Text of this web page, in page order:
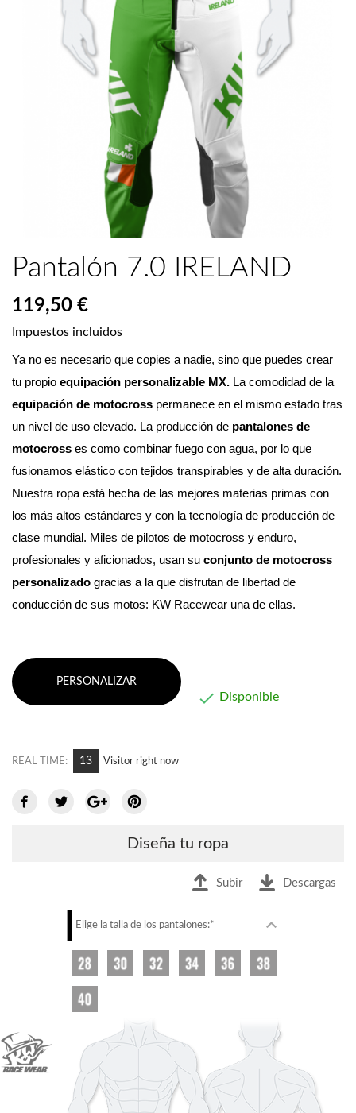
Pantalón 7.0 IRELAND
119,50 €
Impuestos incluidos
Ya no es necesario que copies a nadie, sino que puedes crear
tu propio equipación personalizable MX.
La comodidad de la
equipación de motocross permanece en el mismo estado tras
un nivel de uso elevado. La producción de pantalones de
motocross es como combinar fuego con agua, por lo que
fusionamos elástico con tejidos transpirables y de alta duración.
Nuestra ropa está hecha de las mejores materias primas con
los más altos estándares y con la tecnología de producción de
clase mundial. Miles de pilotos de motocross y enduro,
profesionales y aficionados, usan su conjunto de motocross
personalizado gracias a la que disfrutan de libertad de
conducción de sus motos: KW Racewear una de ellas.
PERSONALIZAR
 Disponible
REAL TIME: 13 Visitor right now
Diseña tu ropa
Subir Descargas
Elige la talla de los pantalones:*